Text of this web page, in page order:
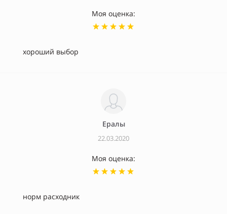
Моя оценка:
хороший выбор
Ералы
22.03.2020
Моя оценка:
норм расходник